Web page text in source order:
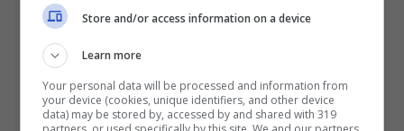
Spiaggia Rosa, Budelli
Store and/or access information on a device
Learn more
Your personal data will be processed and information from
your device (cookies, unique identifiers, and other device
data) may be stored by, accessed by and shared with 319